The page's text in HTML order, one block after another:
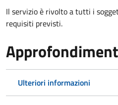
Il servizio è rivolto a tutti i
requisiti previsti.
Ulteriori informazioni